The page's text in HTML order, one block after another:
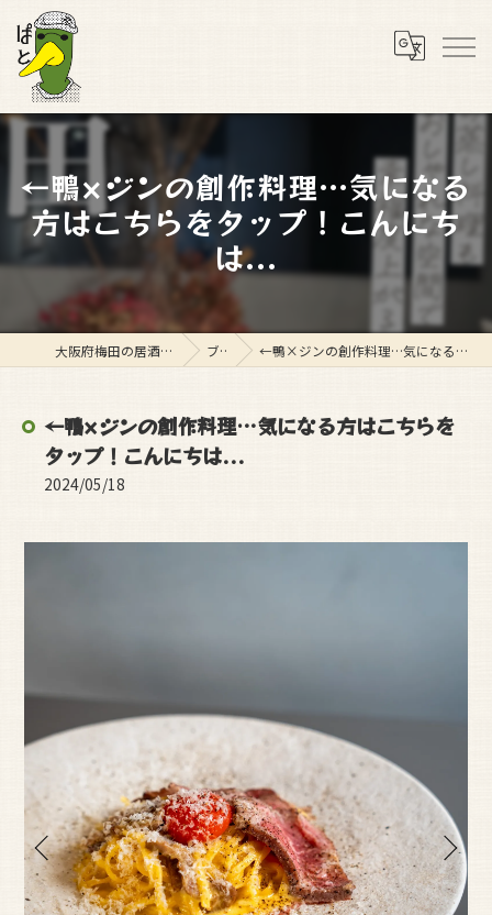
←鴨×ジンの創作料理…気になる
方はこちらをタップ！こんにち
は...
大阪府梅田の居酒屋ならスタンド ぱと ブログ ←鴨×ジンの創作料理…気になる方はこちらをタップ！こんにちは...
←鴨×ジンの創作料理…気になる方はこちらを
タップ！こんにちは...
2024/05/18